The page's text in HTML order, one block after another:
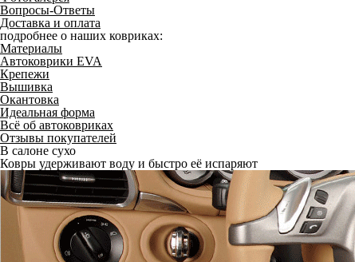
Вопросы-Ответы
Доставка и оплата
подробнее о наших ковриках:
Материалы
Автоковрики EVA
Крепежи
Вышивка
Окантовка
Идеальная форма
Всё об автоковриках
Отзывы покупателей
В салоне сухо
Ковры удерживают воду и быстро её испаряют